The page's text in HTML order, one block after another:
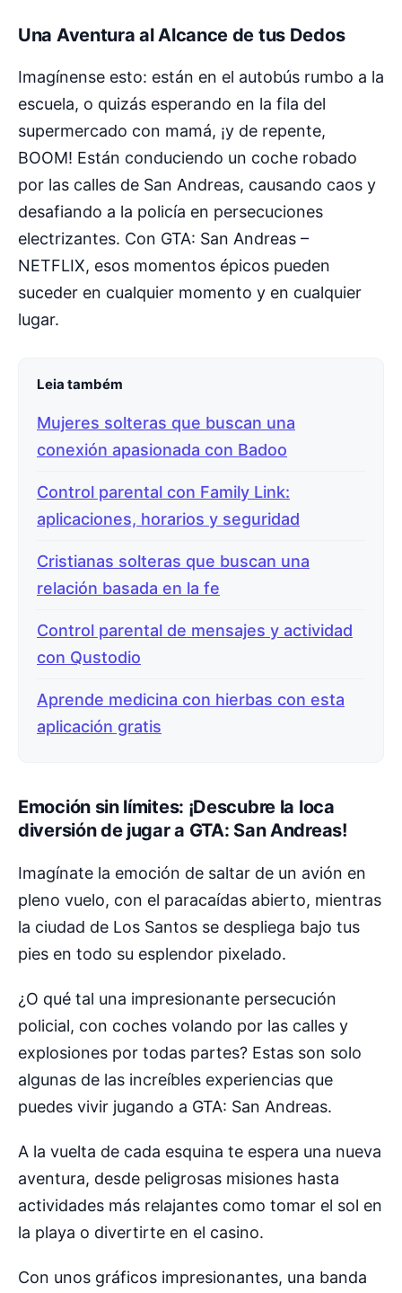
Una Aventura al Alcance de tus Dedos
Imagínense esto: están en el autobús rumbo a la
escuela, o quizás esperando en la fila del
supermercado con mamá, ¡y de repente,
BOOM! Están conduciendo un coche robado
por las calles de San Andreas, causando caos y
desafiando a la policía en persecuciones
electrizantes. Con GTA: San Andreas –
NETFLIX, esos momentos épicos pueden
suceder en cualquier momento y en cualquier
lugar.
Leia também
Mujeres solteras que buscan una
conexión apasionada con Badoo
Control parental con Family Link:
aplicaciones, horarios y seguridad
Cristianas solteras que buscan una
relación basada en la fe
Control parental de mensajes y actividad
con Qustodio
Aprende medicina con hierbas con esta
aplicación gratis
Emoción sin límites: ¡Descubre la loca
diversión de jugar a GTA: San Andreas!
Imagínate la emoción de saltar de un avión en
pleno vuelo, con el paracaídas abierto, mientras
la ciudad de Los Santos se despliega bajo tus
pies en todo su esplendor pixelado.
¿O qué tal una impresionante persecución
policial, con coches volando por las calles y
explosiones por todas partes? Estas son solo
algunas de las increíbles experiencias que
puedes vivir jugando a GTA: San Andreas.
A la vuelta de cada esquina te espera una nueva
aventura, desde peligrosas misiones hasta
actividades más relajantes como tomar el sol en
la playa o divertirte en el casino.
Con unos gráficos impresionantes, una banda